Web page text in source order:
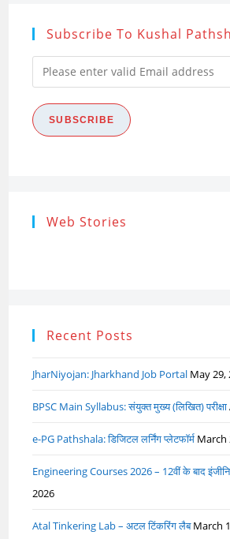
Subscribe To Kushal
Please
enter
valid
Email
SUBSCRIBE
Web Stories
Research
Ethics (शोध
Recent Posts
JharNiyojan: Jharkhand Job Portal May 29,
BPSC Main Syllabus: संयुक्त मुख्य (लिखित) परीक्षा
e-PG Pathshala: डिजिटल लर्निंग प्लेटफॉर्म March
Engineering Courses 2026 – 12वीं के बाद
2026
Atal Tinkering Lab – अटल टिंकरिंग लैब March